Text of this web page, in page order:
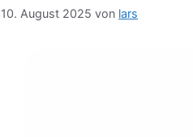
10. August 2025 von lars